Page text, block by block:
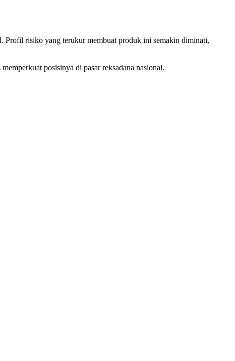
Profil risiko yang terukur membuat produk ini semakin diminati,
posisinya di pasar reksadana nasional.